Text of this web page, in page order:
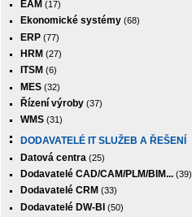
EAM (17)
Ekonomické systémy (68)
ERP (77)
HRM (27)
ITSM (6)
MES (32)
Řízení výroby (37)
WMS (31)
DODAVATELÉ IT SLUŽEB A ŘEŠENÍ
Datová centra (25)
Dodavatelé CAD/CAM/PLM/BIM... (39)
Dodavatelé CRM (33)
Dodavatelé DW-BI (50)